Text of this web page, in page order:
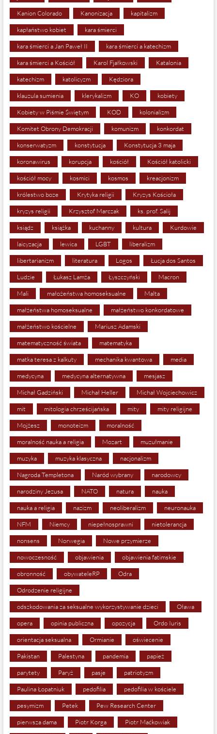
Kanion Colorado Kanonizacja kapitalizm
kapłaństwo kobiet kara śmierci
kara śmierci a Jan Paweł II kara śmierci a katechizm
kara śmierci a Kościół Karol Fjałkowski Katalonia
katechizm katolicyzm Kędziora
klauzula sumienia klerykalizm KO kobiety
Kobiety w Piśmie Świętym KOD kolonializm
Komitet Obrony Demokracji komunizm konkordat
konserwatyzm konstytucja Konstytucja 3 maja
koronawirus korupcja kościół Kościół katolicki
kościół mocy kosmici kosmos kreacjonizm
królestwo boze Krytyka religii Kryzys Kościoła
kryzys religii Krzysztof Marczak ks. prof. Salij
ksiądz książka kuchanny kultura Kurdowie
laicyzacja lewica LGBT liberalizm
libertarianizm literatura Logos Łucja dos Santos
Ludzie Łukasz Lamża Łyszczyński Macron
Mali małożeństwa homoseksualne Malta
małżeństwa homoseksualne małżeństwo konkordatowe
małżeństwo kościelne Mariusz Adamski
matematyczność świata matematyka
matka teresa z kalkuty mechanika kwantowa media
medycyna medycyna alternatywna mesjasz
Michał Gadziński Michał Heller Michał Wojciechowicz
mit mitologia chrześcijańska mity mity religijne
Mojżesz monoteizm moralność
moralność nauka a religia Mozart muzułmanie
muzyka muzyka klasyczna nacjonalizm
Nagroda Templetona Naród wybrany narodowcy
narodziny Jezusa NATO natura nauka
nauka a religia nazizm neoliberalizm neuronauka
NFM Niemcy niepełnosprawni nietolerancja
nonsens Norwegia Nowe przymierze
nowoczesność objawienia objawienia fatimskie
obronność obywateleRP Odra
Odrodzenie religijne
odszkodowania za seksualne wykorzystywanie dzieci Oława
opera opinia publiczna opozycja Ordo Iuris
orientacja seksualna Ormianie oświecenie
Pakistan Palestyna pandemia papież
parytety Paryż pasje patriotyzm
Paulina Łopatniuk pedofilia pedofilia w kościele
pesymizm Petek Pew Research Center
pierwsza dama Piotr Korga Piotr Maćkowiak